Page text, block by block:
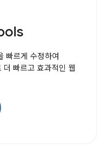
빠르게 수정하여
빠르고 효과적인 웹